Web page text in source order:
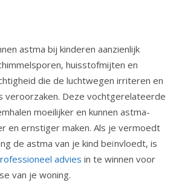
astma bij kinderen aanzienlijk
huisstofmijten en
die de luchtwegen irriteren en
veroorzaken. Deze vochtgerelateerde
moeilijker en kunnen astma-
en ernstiger maken. Als je vermoedt
de astma van je kind beïnvloedt, is
advies in te winnen voor
van je woning.